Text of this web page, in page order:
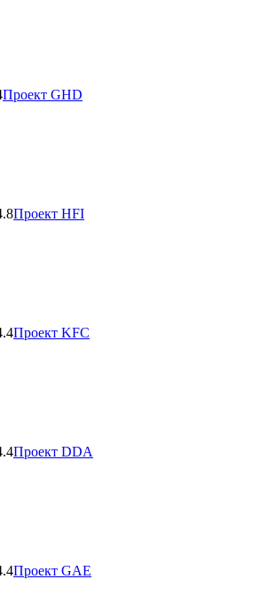
Проект GHD
Проект HFI
Проект KFC
Проект DDA
Проект GAE